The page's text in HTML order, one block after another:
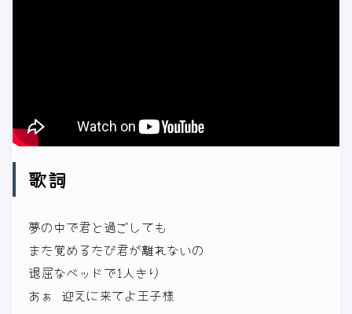
歌詞
夢の中で君と過ごしても
また覚めるたび君が離れないの
退屈なベッドで1人きり
あぁ 迎えに来てよ王子様